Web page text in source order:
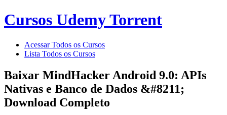
Cursos Udemy Torrent
Acessar Todos os Cursos
Lista Todos os Cursos
Baixar MindHacker Android 9.0: APIs
Nativas e Banco de Dados &#8211;
Download Completo